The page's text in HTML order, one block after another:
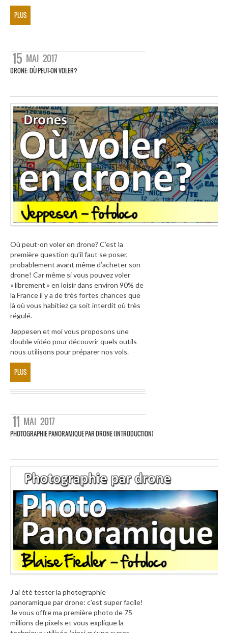
PLUS
15 MAI 2017
DRONE: OÙ PEUT-ON VOLER?
Où peut-on voler en drone? C’est la
première question qu’il faut se poser,
probablement avant même d’acheter son
drone! Car même si vous pouvez voler
« librement » en loisir dans environ 90% de
la France il y a de très fortes chances que
là où vous habitiez ça soit interdit où très
régulé.
Jeppesen et moi vous proposons une
double vidéo pour découvrir quels outils
nous utilisons pour préparer nos vols.
PLUS
11 MAI 2017
PHOTOGRAPHIE PANORAMIQUE PAR DRONE (INTRODUCTION)
J’ai été tester la photographie
panoramique par drone: c’est super facile!
Je vous offre ma première photo de 75
millions de pixels et vous explique la